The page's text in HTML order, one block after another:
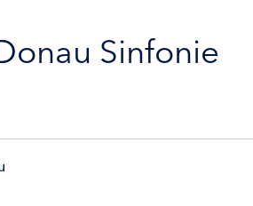
Sinfonie